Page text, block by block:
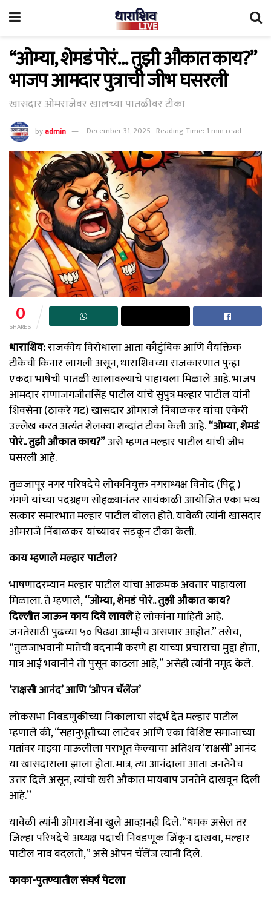
“ओम्या, शेमडं पोरं… तुझी औकात काय?”
भाजप आमदार पुत्राची जीभ घसरली
खासदार ओमराजेंवर खालच्या पातळीवर टीका
byadmin December 31, 2025 Reading Time: 1 min read
0
SHARES
धाराशिव:राजकीय विरोधाला आता कौटुंबिक आणि वैयक्तिक
टीकेची किनार लागली असून, धाराशिवच्या राजकारणात पुन्हा
एकदा भाषेची पातळी खालावल्याचे पाहायला मिळाले आहे. भाजप
आमदार राणाजगजीतसिंह पाटील यांचे सुपुत्र मल्हार पाटील यांनी
शिवसेना (ठाकरे गट) खासदार ओमराजे निंबाळकर यांचा एकेरी
उल्लेख करत अत्यंत शेलक्या शब्दांत टीका केली आहे.“ओम्या, शेमडं
पोरं.. तुझी औकात काय?”असे म्हणत मल्हार पाटील यांची जीभ
घसरली आहे.
तुळजापूर नगर परिषदेचे लोकनियुक्त नगराध्यक्ष विनोद (पिटू )
गंगणे यांच्या पदग्रहण सोहळ्यानंतर सायंकाळी आयोजित एका भव्य
सत्कार समारंभात मल्हार पाटील बोलत होते. यावेळी त्यांनी खासदार
ओमराजे निंबाळकर यांच्यावर सडकून टीका केली.
काय म्हणाले मल्हार पाटील?
भाषणादरम्यान मल्हार पाटील यांचा आक्रमक अवतार पाहायला
मिळाला. ते म्हणाले,“ओम्या, शेमडं पोरं.. तुझी औकात काय?
दिल्लीत जाऊन काय दिवे लावलेहे लोकांना माहिती आहे.
जनतेसाठी पुढच्या ५० पिढ्या आम्हीच असणार आहोत.” तसेच,
“तुळजाभवानी मातेची बदनामी करणे हा यांच्या प्रचाराचा मुद्दा होता,
मात्र आई भवानीने तो पुसून काढला आहे,” असेही त्यांनी नमूद केले.
‘राक्षसी आनंद’ आणि ‘ओपन चॅलेंज’
लोकसभा निवडणुकीच्या निकालाचा संदर्भ देत मल्हार पाटील
म्हणाले की, “सहानुभूतीच्या लाटेवर आणि एका विशिष्ट समाजाच्या
मतांवर माझ्या माऊलीला पराभूत केल्याचा अतिशय ‘राक्षसी’ आनंद
या खासदाराला झाला होता. मात्र, त्या आनंदाला आता जनतेनेच
उत्तर दिले असून, त्यांची खरी औकात मायबाप जनतेने दाखवून दिली
आहे.”
यावेळी त्यांनी ओमराजेंना खुले आव्हानही दिले. “धमक असेल तर
जिल्हा परिषदेचे अध्यक्ष पदाची निवडणूक जिंकून दाखवा, मल्हार
पाटील नाव बदलतो,” असे ओपन चॅलेंज त्यांनी दिले.
काका-पुतण्यातील संघर्ष पेटला